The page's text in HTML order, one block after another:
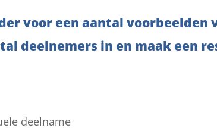
voor een aantal voorbeelden
deelnemers in en maak een
deelname